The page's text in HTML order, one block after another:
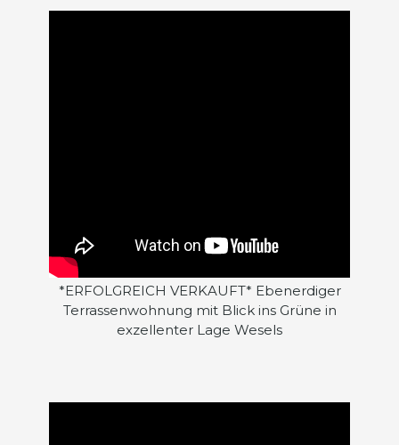
*ERFOLGREICH VERKAUFT* Ebenerdiger
Terrassenwohnung mit Blick ins Grüne in
exzellenter Lage Wesels